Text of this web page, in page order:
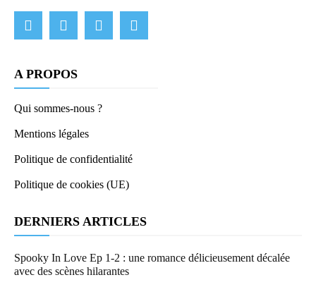
A PROPOS
Qui sommes-nous ?
Mentions légales
Politique de confidentialité
Politique de cookies (UE)
DERNIERS ARTICLES
Spooky In Love Ep 1-2 : une romance délicieusement décalée
avec des scènes hilarantes